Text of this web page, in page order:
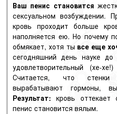
Ваш пенис становится
сексуальном возбуждении.
кровь проходит больше
наполняется ею. Но почему
обмякает, хотя ты все еще
сегодняшний день науке
удовлетворительный (хе-
Считается, что стенки
вырабатывают гормоны,
Результат: кровь оттекает
пенис становится вялым.